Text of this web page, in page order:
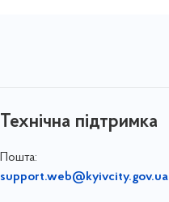
Технічна підтримка
Пошта:
support.web@kyivcity.gov.ua